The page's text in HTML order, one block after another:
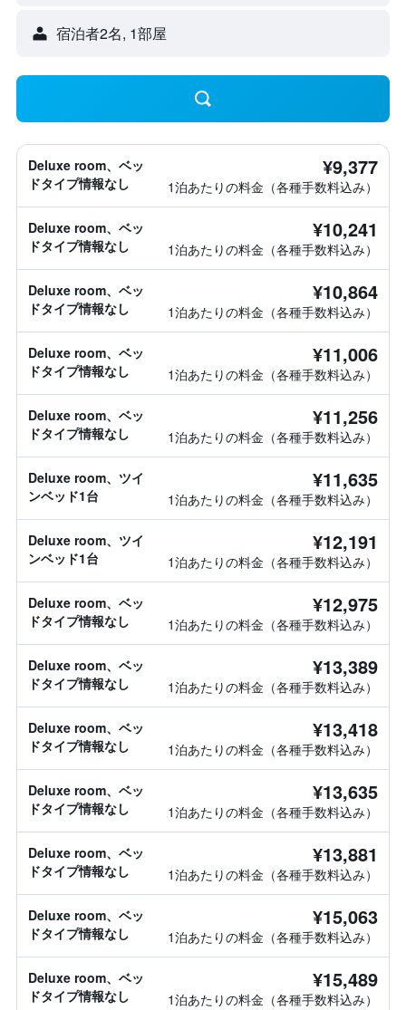
宿泊者2名, 1​部屋
Deluxe room、ベッ
ドタイプ情報なし
¥9,377
1泊あたりの料金（各種手数料込み）
Deluxe room、ベッ
ドタイプ情報なし
¥10,241
1泊あたりの料金（各種手数料込み）
Deluxe room、ベッ
ドタイプ情報なし
¥10,864
1泊あたりの料金（各種手数料込み）
Deluxe room、ベッ
ドタイプ情報なし
¥11,006
1泊あたりの料金（各種手数料込み）
Deluxe room、ベッ
ドタイプ情報なし
¥11,256
1泊あたりの料金（各種手数料込み）
Deluxe room、ツイ
ンベッド1台
¥11,635
1泊あたりの料金（各種手数料込み）
Deluxe room、ツイ
ンベッド1台
¥12,191
1泊あたりの料金（各種手数料込み）
Deluxe room、ベッ
ドタイプ情報なし
¥12,975
1泊あたりの料金（各種手数料込み）
Deluxe room、ベッ
ドタイプ情報なし
¥13,389
1泊あたりの料金（各種手数料込み）
Deluxe room、ベッ
ドタイプ情報なし
¥13,418
1泊あたりの料金（各種手数料込み）
Deluxe room、ベッ
ドタイプ情報なし
¥13,635
1泊あたりの料金（各種手数料込み）
Deluxe room、ベッ
ドタイプ情報なし
¥13,881
1泊あたりの料金（各種手数料込み）
Deluxe room、ベッ
ドタイプ情報なし
¥15,063
1泊あたりの料金（各種手数料込み）
Deluxe room、ベッ
ドタイプ情報なし
¥15,489
1泊あたりの料金（各種手数料込み）